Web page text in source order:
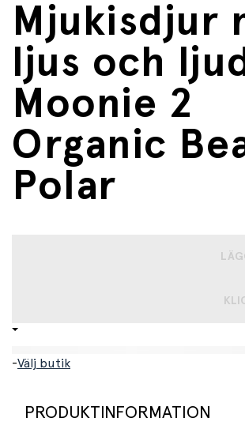
Mjukisdjur
ljus och ljud
Moonie 2
Organic
Polar
-Välj butik
PRODUKTINFORMATION